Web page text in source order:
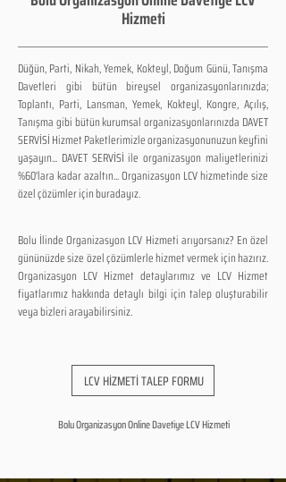
Hizmeti
Düğün, Parti, Nikah, Yemek, Kokteyl, Doğum Günü, Tanışma
Davetleri gibi bütün bireysel organizasyonlarınızda;
Toplantı, Parti, Lansman, Yemek, Kokteyl, Kongre, Açılış,
Tanışma gibi bütün kurumsal organizasyonlarınızda DAVET
SERVİSİ Hizmet Paketlerimizle organizasyonunuzun keyfini
yaşayın... DAVET SERVİSİ ile organizasyon maliyetlerinizi
%60'lara kadar azaltın... Organizasyon LCV hizmetinde size
özel çözümler için buradayız.
Bolu İlinde Organizasyon LCV Hizmeti arıyorsanız? En özel
gününüzde size özel çözümlerle hizmet vermek için hazırız.
Organizasyon LCV Hizmet detaylarımız ve LCV Hizmet
fiyatlarımız hakkında detaylı bilgi için talep oluşturabilir
veya bizleri arayabilirsiniz.
LCV HİZMETİ TALEP FORMU
Bolu Organizasyon Online Davetiye LCV Hizmeti